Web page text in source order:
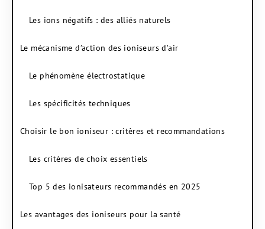
Les ions négatifs : des alliés naturels
Le mécanisme d’action des ioniseurs d’air
Le phénomène électrostatique
Les spécificités techniques
Choisir le bon ioniseur : critères et recommandations
Les critères de choix essentiels
Top 5 des ionisateurs recommandés en 2025
Les avantages des ioniseurs pour la santé